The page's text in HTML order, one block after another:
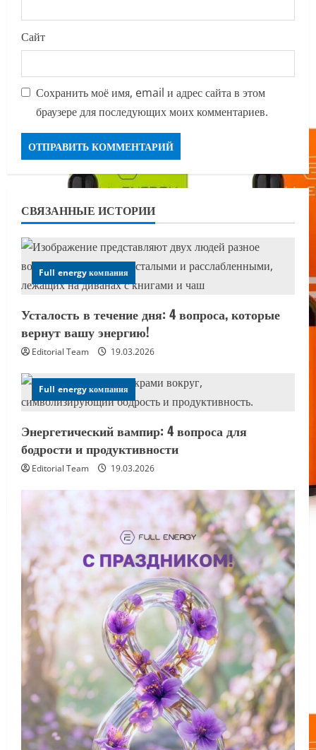
Сайт
Сохранить моё имя, email и адрес сайта в этом
браузере для последующих моих комментариев.
СВЯЗАННЫЕ ИСТОРИИ
Full energy компания
Усталость в течение дня: 4 вопроса, которые
вернут вашу энергию!
Editorial Team 19.03.2026
Full energy компания
Энергетический вампир: 4 вопроса для
бодрости и продуктивности
Editorial Team 19.03.2026